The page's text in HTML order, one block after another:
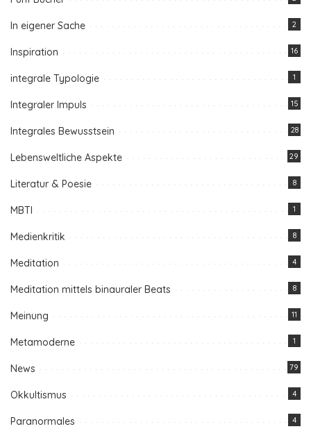
In eigener Sache 2
Inspiration 16
integrale Typologie 1
Integraler Impuls 15
Integrales Bewusstsein 28
Lebensweltliche Aspekte 29
Literatur & Poesie 8
MBTI 1
Medienkritik 8
Meditation 4
Meditation mittels binauraler Beats 8
Meinung 11
Metamoderne 1
News 79
Okkultismus 4
Paranormales 4